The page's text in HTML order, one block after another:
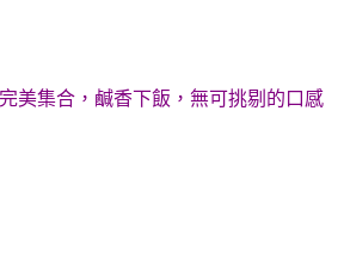
美集合，鹹香下飯，無可挑剔的 口感